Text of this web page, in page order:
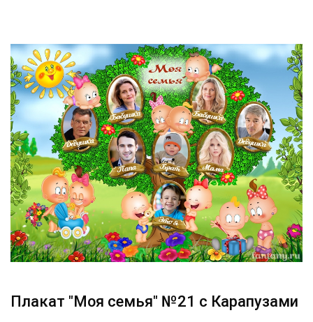
Плакат "Моя семья" №21 с Карапузами